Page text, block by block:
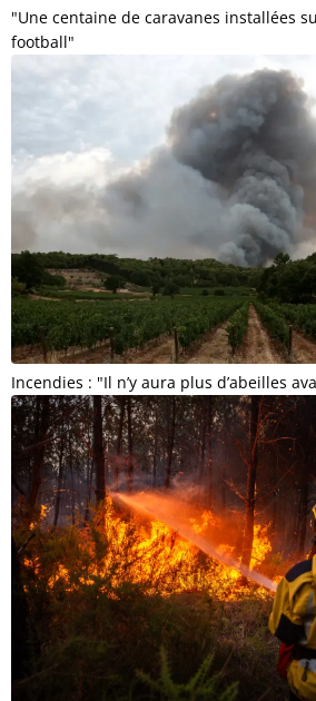
"Une centaine de caravanes installées
football"
Incendies : "Il n’y aura plus d’abeilles